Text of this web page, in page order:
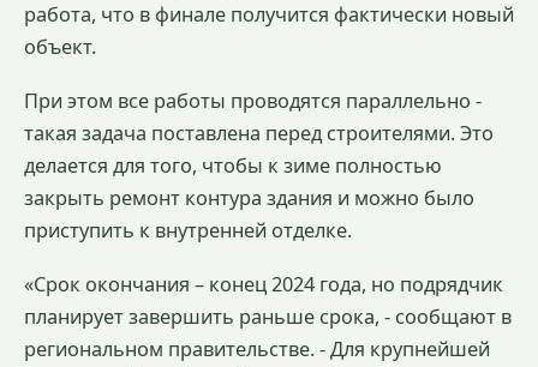
работа, что в финале получится фактически новый
объект.
При этом все работы проводятся параллельно -
такая задача поставлена перед строителями. Это
делается для того, чтобы к зиме полностью
закрыть ремонт контура здания и можно было
приступить к внутренней отделке.
«Срок окончания – конец 2024 года, но подрядчик
планирует завершить раньше срока, - сообщают в
региональном правительстве. - Для крупнейшей